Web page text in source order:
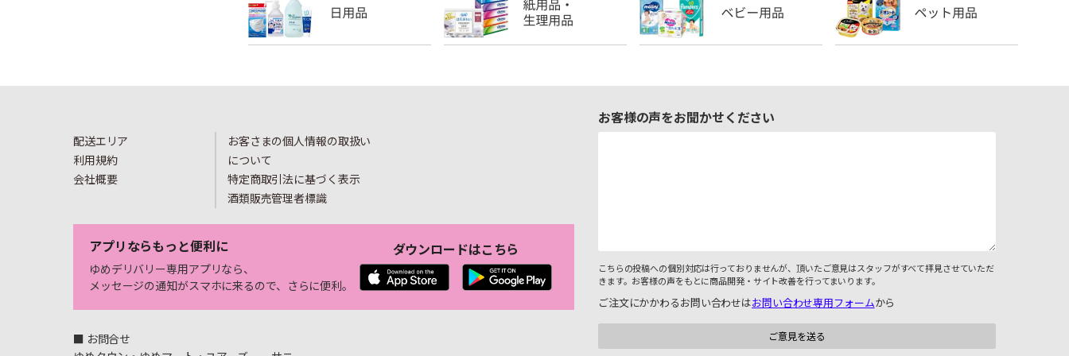
配送エリア
利用規約
会社概要
お客さまの個人情報の取扱い
について
特定商取引法に基づく表示
酒類販売管理者標識
アプリならもっと便利に
ゆめデリバリー専用アプリなら、
メッセージの通知がスマホに来るので、さらに便利。
ダウンロードはこちら
■ お問合せ
お客様の声をお聞かせください
こちらの投稿への個別対応は行っておりませんが、頂いたご意見はスタッフがすべて拝見させていただ
きます。お客様の声をもとに商品開発・サイト改善を行ってまいります。
ご注文にかかわるお問い合わせはお問い合わせ専用フォームから